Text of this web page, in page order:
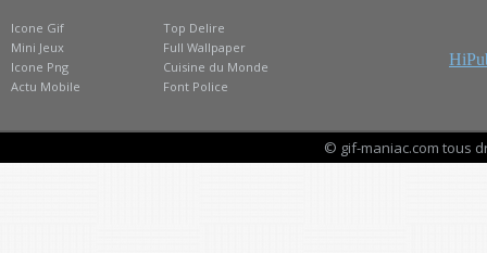
Icone Gif
Mini Jeux
Icone Png
Actu Mobile
Top Delire
Full Wallpaper
Cuisine du Monde
Font Police
© gif-maniac.com tous